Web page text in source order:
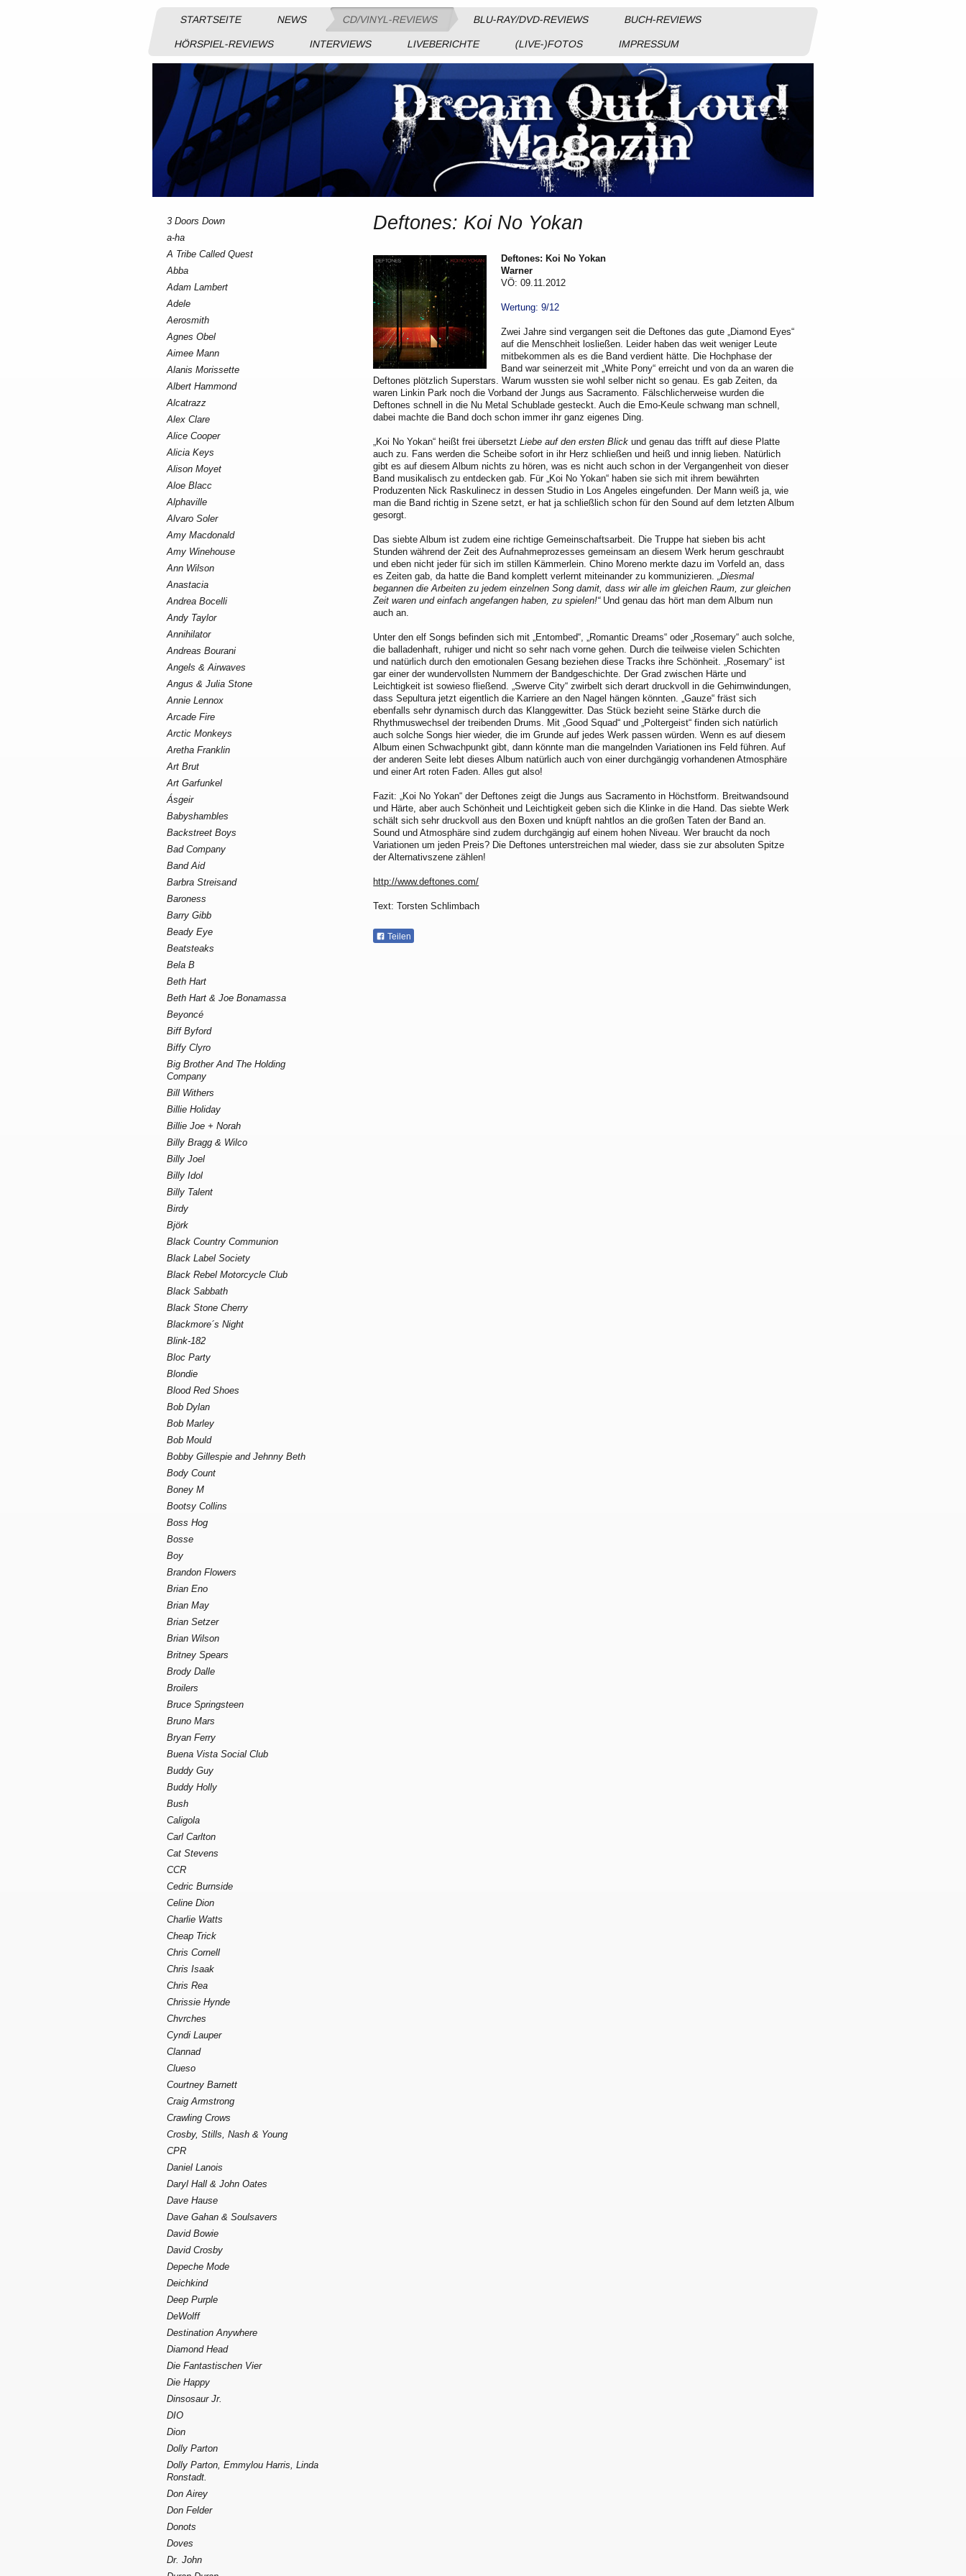
STARTSEITE NEWS CD/VINYL-REVIEWS BLU-RAY/DVD-REVIEWS BUCH-REVIEWS
HÖRSPIEL-REVIEWS INTERVIEWS LIVEBERICHTE (LIVE-)FOTOS IMPRESSUM
Deftones: Koi No Yokan
Deftones: Koi No Yokan
Warner
VÖ: 09.11.2012
Wertung: 9/12
Zwei Jahre sind vergangen seit die Deftones das gute „Diamond Eyes“
auf die Menschheit losließen. Leider haben das weit weniger Leute
mitbekommen als es die Band verdient hätte. Die Hochphase der
Band war seinerzeit mit „White Pony“ erreicht und von da an waren die
Deftones plötzlich Superstars. Warum wussten sie wohl selber nicht so genau. Es gab Zeiten, da
waren Linkin Park noch die Vorband der Jungs aus Sacramento. Fälschlicherweise wurden die
Deftones schnell in die Nu Metal Schublade gesteckt. Auch die Emo-Keule schwang man schnell,
dabei machte die Band doch schon immer ihr ganz eigenes Ding.
„Koi No Yokan“ heißt frei übersetztLiebe auf den ersten Blick und genau das trifft auf diese Platte
auch zu. Fans werden die Scheibe sofort in ihr Herz schließen und heiß und innig lieben. Natürlich
gibt es auf diesem Album nichts zu hören, was es nicht auch schon in der Vergangenheit von dieser
Band musikalisch zu entdecken gab. Für „Koi No Yokan“ haben sie sich mit ihrem bewährten
Produzenten Nick Raskulinecz in dessen Studio in Los Angeles eingefunden. Der Mann weiß ja, wie
man die Band richtig in Szene setzt, er hat ja schließlich schon für den Sound auf dem letzten Album
gesorgt.
Das siebte Album ist zudem eine richtige Gemeinschaftsarbeit. Die Truppe hat sieben bis acht
Stunden während der Zeit des Aufnahmeprozesses gemeinsam an diesem Werk herum geschraubt
und eben nicht jeder für sich im stillen Kämmerlein. Chino Moreno merkte dazu im Vorfeld an, dass
es Zeiten gab, da hatte die Band komplett verlernt miteinander zu kommunizieren.„Diesmal
begannen die Arbeiten zu jedem einzelnen Song damit, dass wir alle im gleichen Raum, zur gleichen
Zeit waren und einfach angefangen haben, zu spielen!“Und genau das hört man dem Album nun
auch an.
Unter den elf Songs befinden sich mit „Entombed“, „Romantic Dreams“ oder „Rosemary“ auch solche,
die balladenhaft, ruhiger und nicht so sehr nach vorne gehen. Durch die teilweise vielen Schichten
und natürlich durch den emotionalen Gesang beziehen diese Tracks ihre Schönheit. „Rosemary“ ist
gar einer der wundervollsten Nummern der Bandgeschichte. Der Grad zwischen Härte und
Leichtigkeit ist sowieso fließend. „Swerve City“ zwirbelt sich derart druckvoll in die Gehirnwindungen,
dass Sepultura jetzt eigentlich die Karriere an den Nagel hängen könnten. „Gauze“ fräst sich
ebenfalls sehr dynamisch durch das Klanggewitter. Das Stück bezieht seine Stärke durch die
Rhythmuswechsel der treibenden Drums. Mit „Good Squad“ und „Poltergeist“ finden sich natürlich
auch solche Songs hier wieder, die im Grunde auf jedes Werk passen würden. Wenn es auf diesem
Album einen Schwachpunkt gibt, dann könnte man die mangelnden Variationen ins Feld führen. Auf
der anderen Seite lebt dieses Album natürlich auch von einer durchgängig vorhandenen Atmosphäre
und einer Art roten Faden. Alles gut also!
Fazit: „Koi No Yokan“ der Deftones zeigt die Jungs aus Sacramento in Höchstform. Breitwandsound
und Härte, aber auch Schönheit und Leichtigkeit geben sich die Klinke in die Hand. Das siebte Werk
schält sich sehr druckvoll aus den Boxen und knüpft nahtlos an die großen Taten der Band an.
Sound und Atmosphäre sind zudem durchgängig auf einem hohen Niveau. Wer braucht da noch
Variationen um jeden Preis? Die Deftones unterstreichen mal wieder, dass sie zur absoluten Spitze
der Alternativszene zählen!
http://www.deftones.com/
Text: Torsten Schlimbach
Teilen
3 Doors Down
a-ha
A Tribe Called Quest
Abba
Adam Lambert
Adele
Aerosmith
Agnes Obel
Aimee Mann
Alanis Morissette
Albert Hammond
Alcatrazz
Alex Clare
Alice Cooper
Alicia Keys
Alison Moyet
Aloe Blacc
Alphaville
Alvaro Soler
Amy Macdonald
Amy Winehouse
Ann Wilson
Anastacia
Andrea Bocelli
Andy Taylor
Annihilator
Andreas Bourani
Angels & Airwaves
Angus & Julia Stone
Annie Lennox
Arcade Fire
Arctic Monkeys
Aretha Franklin
Art Brut
Art Garfunkel
Ásgeir
Babyshambles
Backstreet Boys
Bad Company
Band Aid
Barbra Streisand
Baroness
Barry Gibb
Beady Eye
Beatsteaks
Bela B
Beth Hart
Beth Hart & Joe Bonamassa
Beyoncé
Biff Byford
Biffy Clyro
Big Brother And The Holding
Company
Bill Withers
Billie Holiday
Billie Joe + Norah
Billy Bragg & Wilco
Billy Joel
Billy Idol
Billy Talent
Birdy
Björk
Black Country Communion
Black Label Society
Black Rebel Motorcycle Club
Black Sabbath
Black Stone Cherry
Blackmore´s Night
Blink-182
Bloc Party
Blondie
Blood Red Shoes
Bob Dylan
Bob Marley
Bob Mould
Bobby Gillespie and Jehnny Beth
Body Count
Boney M
Bootsy Collins
Boss Hog
Bosse
Boy
Brandon Flowers
Brian Eno
Brian May
Brian Setzer
Brian Wilson
Britney Spears
Brody Dalle
Broilers
Bruce Springsteen
Bruno Mars
Bryan Ferry
Buena Vista Social Club
Buddy Guy
Buddy Holly
Bush
Caligola
Carl Carlton
Cat Stevens
CCR
Cedric Burnside
Celine Dion
Charlie Watts
Cheap Trick
Chris Cornell
Chris Isaak
Chris Rea
Chrissie Hynde
Chvrches
Cyndi Lauper
Clannad
Clueso
Courtney Barnett
Craig Armstrong
Crawling Crows
Crosby, Stills, Nash & Young
CPR
Daniel Lanois
Daryl Hall & John Oates
Dave Hause
Dave Gahan & Soulsavers
David Bowie
David Crosby
Depeche Mode
Deichkind
Deep Purple
DeWolff
Destination Anywhere
Diamond Head
Die Fantastischen Vier
Die Happy
Dinsosaur Jr.
DIO
Dion
Dolly Parton
Dolly Parton, Emmylou Harris, Linda
Ronstadt.
Don Airey
Don Felder
Donots
Doves
Dr. John